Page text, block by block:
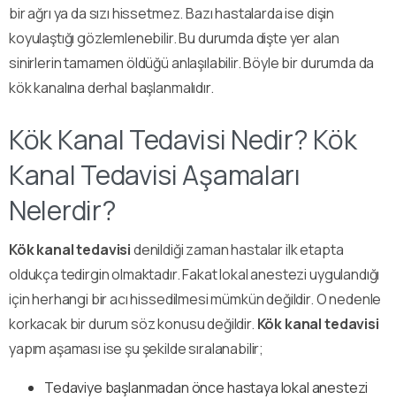
bir ağrı ya da sızı hissetmez. Bazı hastalarda ise dişin
koyulaştığı gözlemlenebilir. Bu durumda dişte yer alan
sinirlerin tamamen öldüğü anlaşılabilir. Böyle bir durumda da
kök kanalına derhal başlanmalıdır.
Kök Kanal Tedavisi Nedir? Kök
Kanal Tedavisi Aşamaları
Nelerdir?
Kök kanal tedavisidenildiği zaman hastalar ilk etapta
oldukça tedirgin olmaktadır. Fakat lokal anestezi uygulandığı
için herhangi bir acı hissedilmesi mümkün değildir. O nedenle
korkacak bir durum söz konusu değildir. Kök kanal tedavisi
yapım aşaması ise şu şekilde sıralanabilir;
Tedaviye başlanmadan önce hastaya lokal anestezi